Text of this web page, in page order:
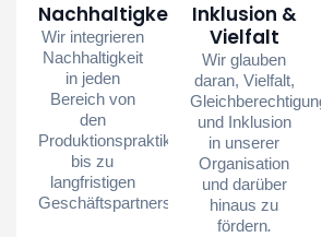
Nachhaltigkeit
Wir integrieren
Nachhaltigkeit
in jeden
Bereich von
den
Produktionspraktiken
bis zu
langfristigen
Geschäftspartnerschaften.
Inklusion &
Vielfalt
Wir glauben
daran, Vielfalt,
Gleichberechtigung
und Inklusion
in unserer
Organisation
und darüber
hinaus zu
fördern.